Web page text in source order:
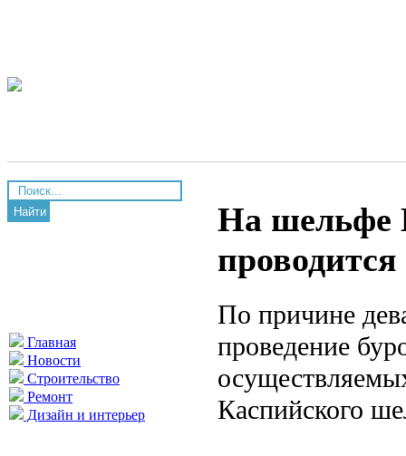
Найти
Главная
Новости
Строительство
Ремонт
Дизайн и интерьер
На шельфе
проводится
По причине
проведение
Каспийского